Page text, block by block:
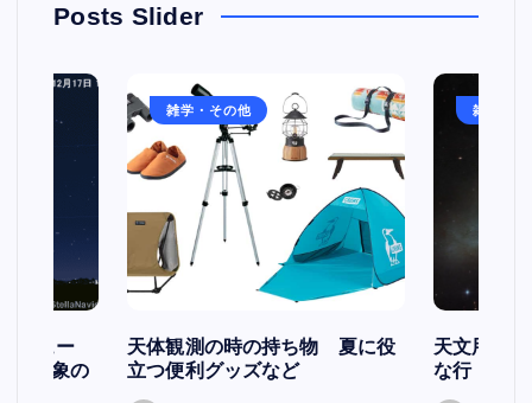
Posts Slider
ジュー
文現象の
雑学・その他
天体観測の時の持ち物 夏に役
立つ便利グッズなど
雑学・そ
天文用語
な行